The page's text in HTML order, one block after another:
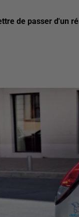
de passer d'un